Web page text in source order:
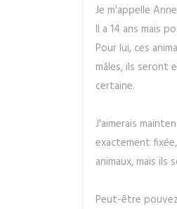
Je m'appelle
Il a 14 ans mais
Pour lui, ces
mâles, ils seront
certaine.
J'aimerais
exactement
animaux, mais
Peut-être